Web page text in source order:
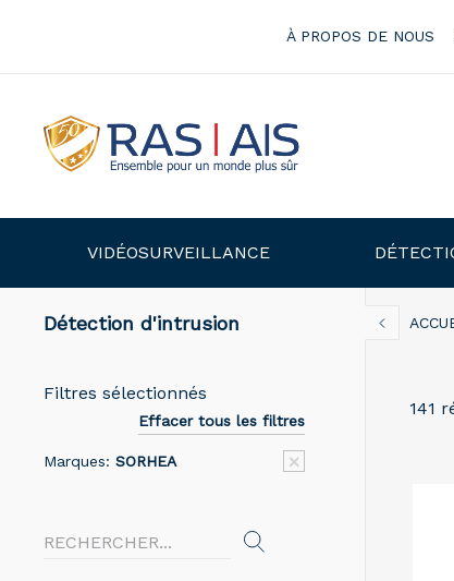
À PROPOS DE NOUS
VIDÉOSURVEILLANCE
Détection d'intrusion
Filtres sélectionnés
Effacer tous les filtres
Marques: SORHEA
141